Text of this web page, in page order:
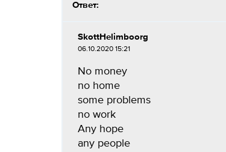
Ответ:
SkottHelimboorg
06.10.2020 15:21
No money
no home
some problems
no work
Any hope
any people